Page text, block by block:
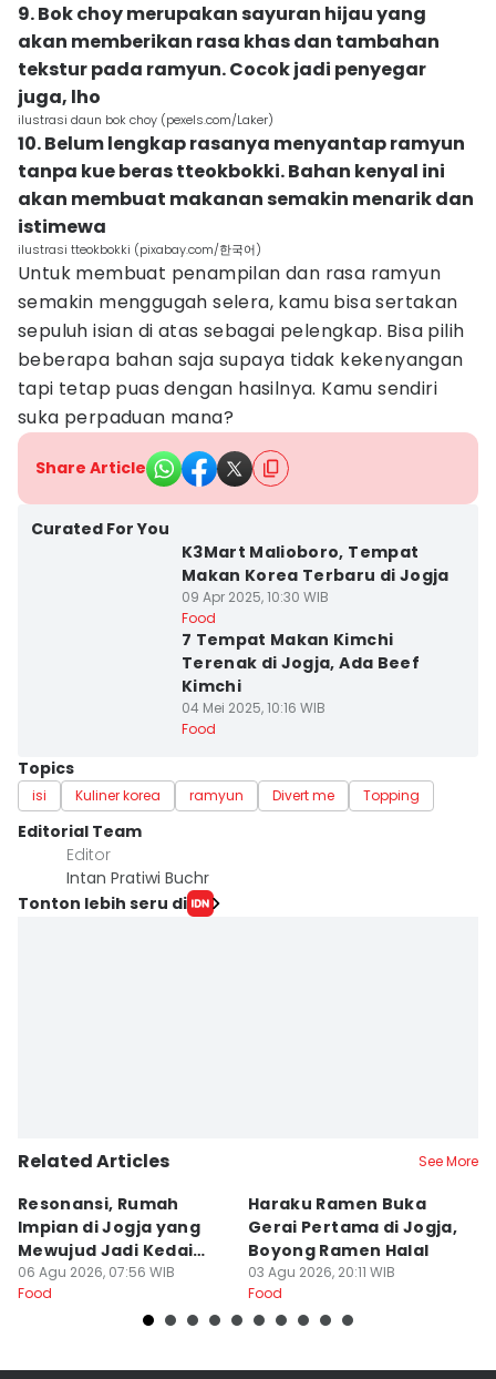
9. Bok choy merupakan sayuran hijau yang
akan memberikan rasa khas dan tambahan
tekstur pada ramyun. Cocok jadi penyegar
juga, lho
ilustrasi daun bok choy (pexels.com/Laker)
10. Belum lengkap rasanya menyantap ramyun
tanpa kue beras tteokbokki. Bahan kenyal ini
akan membuat makanan semakin menarik dan
istimewa
ilustrasi tteokbokki (pixabay.com/한국어)
Untuk membuat penampilan dan rasa ramyun
semakin menggugah selera, kamu bisa sertakan
sepuluh isian di atas sebagai pelengkap. Bisa pilih
beberapa bahan saja supaya tidak kekenyangan
tapi tetap puas dengan hasilnya. Kamu sendiri
suka perpaduan mana?
Share Article
Curated For You
K3Mart Malioboro, Tempat
Makan Korea Terbaru di Jogja
09 Apr 2025, 10:30 WIB
Food
7 Tempat Makan Kimchi
Terenak di Jogja, Ada Beef
Kimchi
04 Mei 2025, 10:16 WIB
Food
Topics
isi Kuliner korea ramyun Divert me Topping
Editorial Team
Editor
Intan Pratiwi Buchr
Tonton lebih seru di
Related Articles See More
Resonansi, Rumah
Impian di Jogja yang
Mewujud Jadi Kedai
Ramen dan Burger
06 Agu 2026, 07:56 WIB
Food
Haraku Ramen Buka
Gerai Pertama di Jogja,
Boyong Ramen Halal
03 Agu 2026, 20:11 WIB
Food